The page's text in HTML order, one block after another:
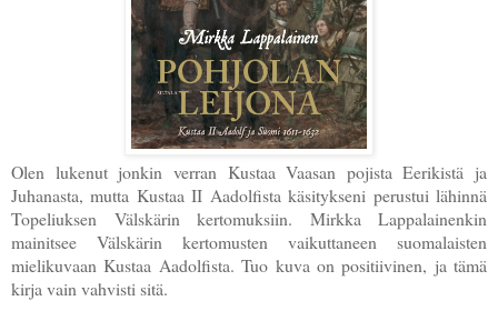
Olen lukenut jonkin verran Kustaa Vaasan pojista Eerikistä ja
Juhanasta, mutta Kustaa II Aadolfista käsitykseni perustui lähinnä
Topeliuksen Välskärin kertomuksiin. Mirkka Lappalainenkin
mainitsee Välskärin kertomusten vaikuttaneen suomalaisten
mielikuvaan Kustaa Aadolfista. Tuo kuva on positiivinen, ja tämä
kirja vain vahvisti sitä.